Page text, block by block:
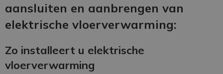
aansluiten en aanbrengen van
elektrische vloerverwarming:
Zo installeert u elektrische
vloerverwarming